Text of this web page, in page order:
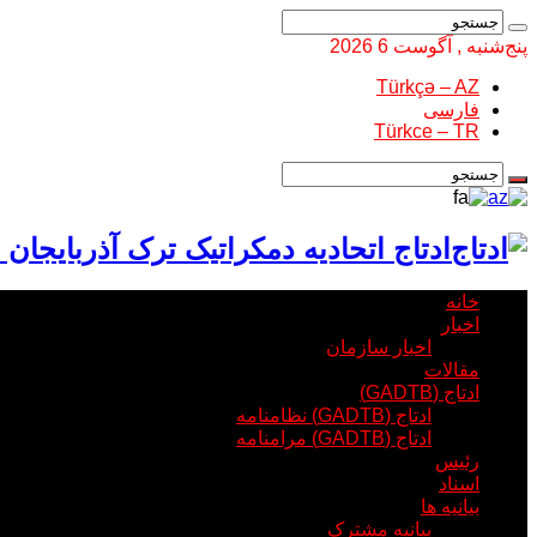
پنج‌شنبه , آگوست 6 2026
Türkçə – AZ
فارسی
Türkce – TR
ادتاج اتحادیه دمکراتیک ترک
خانه
اخبار
اخبار سازمان
مقالات
ادتاج (GADTB)
ادتاج (GADTB) نظامنامه
ادتاج (GADTB) مرامنامه
رئیس
اسناد
بیانیه ها
بیانیه مشترک